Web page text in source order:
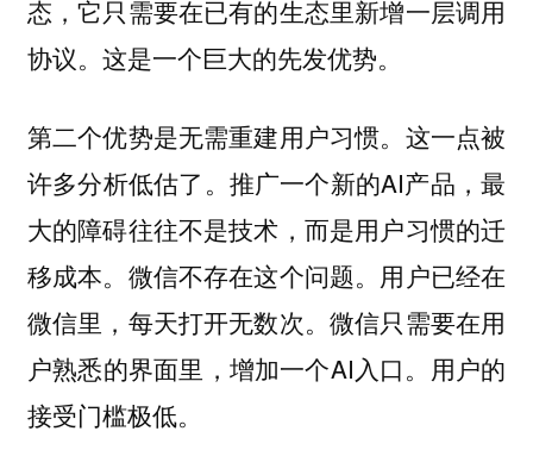
态，它只需要在已有的生态里新增一层调用
协议。这是一个巨大的先发优势。
第二个优势是无需重建用户习惯。 这一点被
许多分析低估了。推广一个新的AI产品，最
大的障碍往往不是技术，而是用户习惯的迁
移成本。微信不存在这个问题。用户已经在
微信里，每天打开无数次。微信只需要在用
户熟悉的界面里，增加一个AI入口。用户的
接受门槛极低。